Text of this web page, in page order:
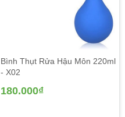
Bình Thụt Rửa Hậu Môn 220ml
- X02
180.000₫